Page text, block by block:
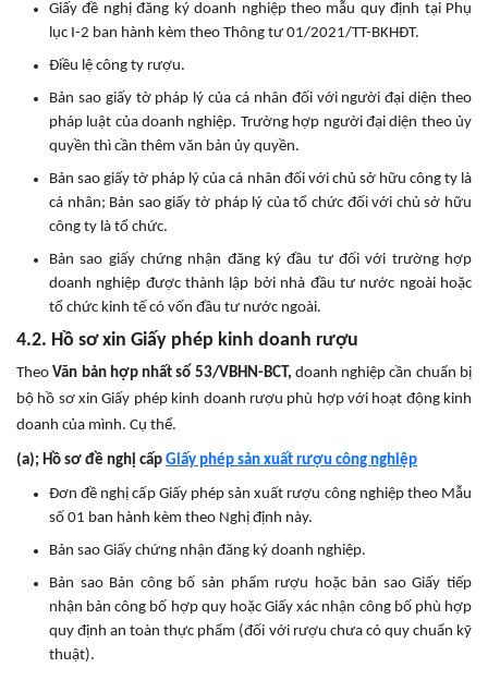
Giấy đề nghị đăng ký doanh nghiệp theo mẫu quy định tại Phụ
lục I-2 ban hành kèm theo Thông tư 01/2021/TT-BKHĐT.
Điều lệ công ty rượu.
Bản sao giấy tờ pháp lý của cá nhân đối với người đại diện theo
pháp luật của doanh nghiệp. Trường hợp người đại diện theo ủy
quyền thì cần thêm văn bản ủy quyền.
Bản sao giấy tờ pháp lý của cá nhân đối với chủ sở hữu công ty là
cá nhân; Bản sao giấy tờ pháp lý của tổ chức đối với chủ sở hữu
công ty là tổ chức.
Bản sao giấy chứng nhận đăng ký đầu tư đối với trường hợp
doanh nghiệp được thành lập bởi nhà đầu tư nước ngoài hoặc
tổ chức kinh tế có vốn đầu tư nước ngoài.
4.2. Hồ sơ xin Giấy phép kinh doanh rượu
Theo Văn bản hợp nhất số 53/VBHN-BCT, doanh nghiệp cần chuẩn bị
bộ hồ sơ xin Giấy phép kinh doanh rượu phù hợp với hoạt động kinh
doanh của mình. Cụ thể.
(a); Hồ sơ đề nghị cấp Giấy phép sản xuất rượu công nghiệp
Đơn đề nghị cấp Giấy phép sản xuất rượu công nghiệp theo Mẫu
số 01 ban hành kèm theo Nghị định này.
Bản sao Giấy chứng nhận đăng ký doanh nghiệp.
Bản sao Bản công bố sản phẩm rượu hoặc bản sao Giấy tiếp
nhận bản công bố hợp quy hoặc Giấy xác nhận công bố phù hợp
quy định an toàn thực phẩm (đối với rượu chưa có quy chuẩn kỹ
thuật).